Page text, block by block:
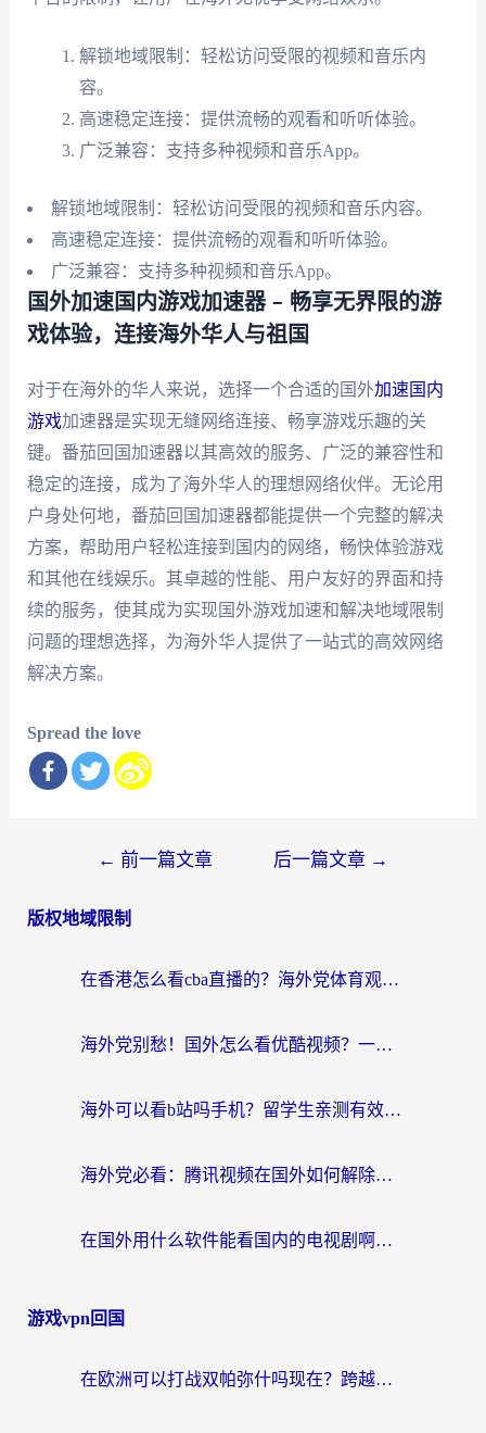
解锁地域限制：轻松访问受限的视频和音乐内
容。
高速稳定连接：提供流畅的观看和听听体验。
广泛兼容：支持多种视频和音乐App。
解锁地域限制：轻松访问受限的视频和音乐内容。
高速稳定连接：提供流畅的观看和听听体验。
广泛兼容：支持多种视频和音乐App。
国外加速国内游戏加速器 – 畅享无界限的游
戏体验，连接海外华人与祖国
对于在海外的华人来说，选择一个合适的国外加速国内
游戏加速器是实现无缝网络连接、畅享游戏乐趣的关
键。番茄回国加速器以其高效的服务、广泛的兼容性和
稳定的连接，成为了海外华人的理想网络伙伴。无论用
户身处何地，番茄回国加速器都能提供一个完整的解决
方案，帮助用户轻松连接到国内的网络，畅快体验游戏
和其他在线娱乐。其卓越的性能、用户友好的界面和持
续的服务，使其成为实现国外游戏加速和解决地域限制
问题的理想选择，为海外华人提供了一站式的高效网络
解决方案。
Spread the love
导
← 前一篇文章 后一篇文章 →
版权地域限制
在香港怎么看cba直播的？海外党体育观赛终极指南：告别版权限制，畅享中文解说
海外党别愁！国外怎么看优酷视频？一招解决追剧、看直播难题
海外可以看b站吗手机？留学生亲测有效的回国加速指南
海外党必看：腾讯视频在国外如何解除地域限制？附优酷咪咕使用指南
在国外用什么软件能看国内的电视剧啊？留学生亲测有效的回国加速方案
游戏vpn回国
在欧洲可以打战双帕弥什吗现在？跨越延迟墙的实战指南